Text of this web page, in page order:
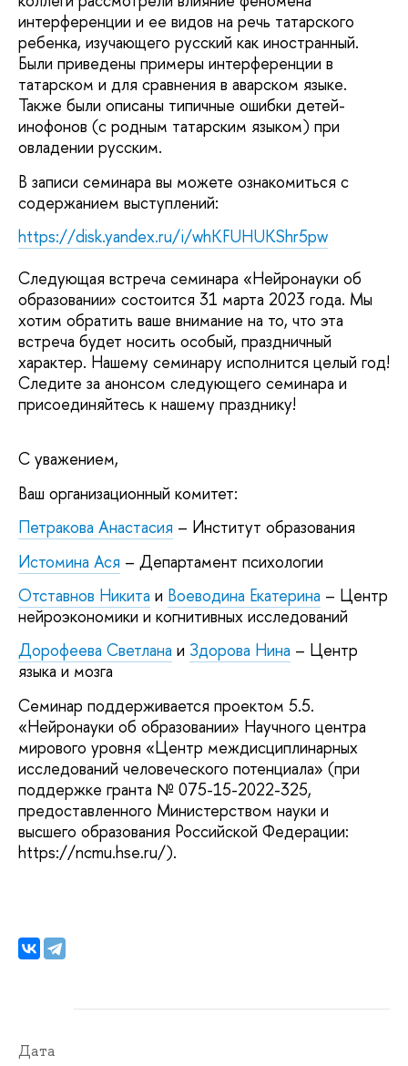
интерференции и ее видов на речь татарского
ребенка, изучающего русский как иностранный.
Были приведены примеры интерференции в
татарском и для сравнения в аварском языке.
Также были описаны типичные ошибки детей-
инофонов (с родным татарским языком) при
овладении русским.
В записи семинара вы можете ознакомиться с
содержанием выступлений:
https://disk.yandex.ru/i/whKFUHUKShr5pw
Следующая встреча семинара «Нейронауки об
образовании» состоится 31 марта 2023 года. Мы
хотим обратить ваше внимание на то, что эта
встреча будет носить особый, праздничный
характер. Нашему семинару исполнится целый год!
Следите за анонсом следующего семинара и
присоединяйтесь к нашему празднику!
С уважением,
Ваш организационный комитет:
Петракова Анастасия – Институт образования
Истомина Ася – Департамент психологии
Отставнов Никита и Воеводина Екатерина – Центр
нейроэкономики и когнитивных исследований
Дорофеева Светлана и Здорова Нина – Центр
языка и мозга
Семинар поддерживается проектом 5.5.
«Нейронауки об образовании» Научного центра
мирового уровня «Центр междисциплинарных
исследований человеческого потенциала» (при
поддержке гранта № 075-15-2022-325,
предоставленного Министерством науки и
высшего образования Российской Федерации:
https://ncmu.hse.ru/).
Дата